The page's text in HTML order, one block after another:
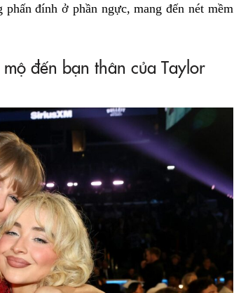
đính ở phần ngực, mang đến nét mềm
đến bạn thân của Taylor